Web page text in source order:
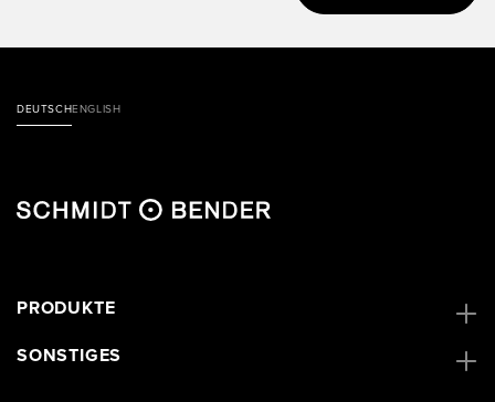
DEUTSCHENGLISH
PRODUKTE
SONSTIGES